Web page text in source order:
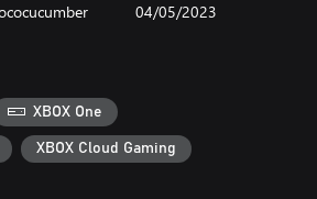
fadas encantador marca o grande
Mergulhe em um jogo
repleto de coração.
04/05/2023
XBOX One
XBOX Cloud Gaming